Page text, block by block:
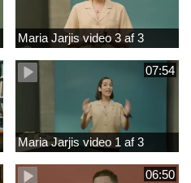
Maria Jarjis video 3 af 3
07:54
Maria Jarjis video 1 af 3
06:50